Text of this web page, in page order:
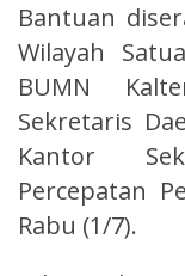
Bantuan
Wilayah
BUMN
Sekretaris
Kantor
Percepatan
Rabu (1/7).